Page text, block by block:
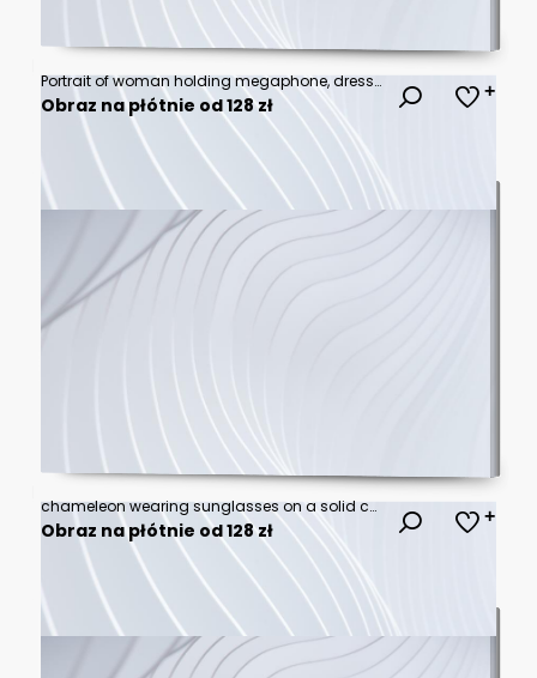
Portrait of woman holding megaphone, dressed in pin-up style
Obraz na płótnie od 128 zł
chameleon wearing sunglasses on a solid color background, vector art, digital art, faceted, minimal, abstract, panorama background. Generative AI.
Obraz na płótnie od 128 zł